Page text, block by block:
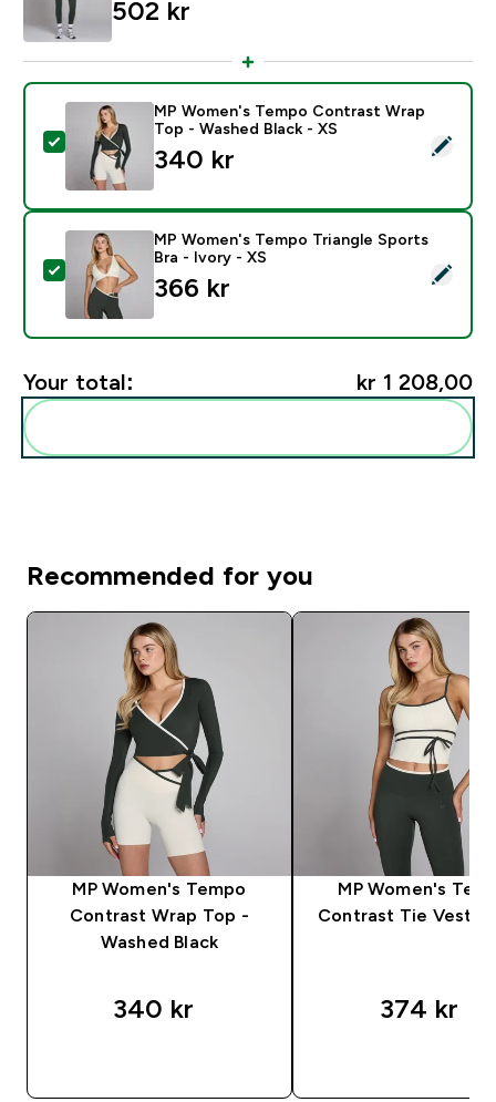
502 kr‎
Select this product - MP Women's Tempo Contrast
MP Women's Tempo Contrast Wrap
Top - Washed Black - XS
340 kr‎
Select this product - MP Women's Tempo Triangle
MP Women's Tempo Triangle Sports
Bra - Ivory - XS
366 kr‎
Your total: kr 1 208,00‎
Recommended for you
MP Women's Tempo
Contrast Wrap Top -
Washed Black
340 kr‎
MP Women's
Contrast Tie Vest -
374 kr‎